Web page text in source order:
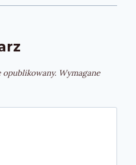
opublikowany. Wymagane